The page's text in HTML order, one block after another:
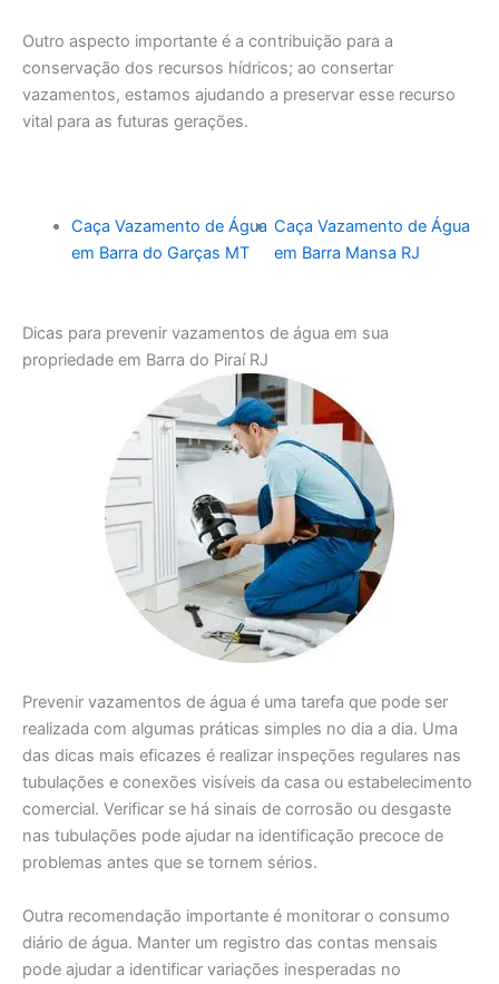
Outro aspecto importante é a contribuição para a
conservação dos recursos hídricos; ao consertar
vazamentos, estamos ajudando a preservar esse recurso
vital para as futuras gerações.
Caça Vazamento de Água
em Barra do Garças MT
Caça Vazamento de Água
em Barra Mansa RJ
Dicas para prevenir vazamentos de água em sua
propriedade em Barra do Piraí RJ
Prevenir vazamentos de água é uma tarefa que pode ser
realizada com algumas práticas simples no dia a dia. Uma
das dicas mais eficazes é realizar inspeções regulares nas
tubulações e conexões visíveis da casa ou estabelecimento
comercial. Verificar se há sinais de corrosão ou desgaste
nas tubulações pode ajudar na identificação precoce de
problemas antes que se tornem sérios.
Outra recomendação importante é monitorar o consumo
diário de água. Manter um registro das contas mensais
pode ajudar a identificar variações inesperadas no